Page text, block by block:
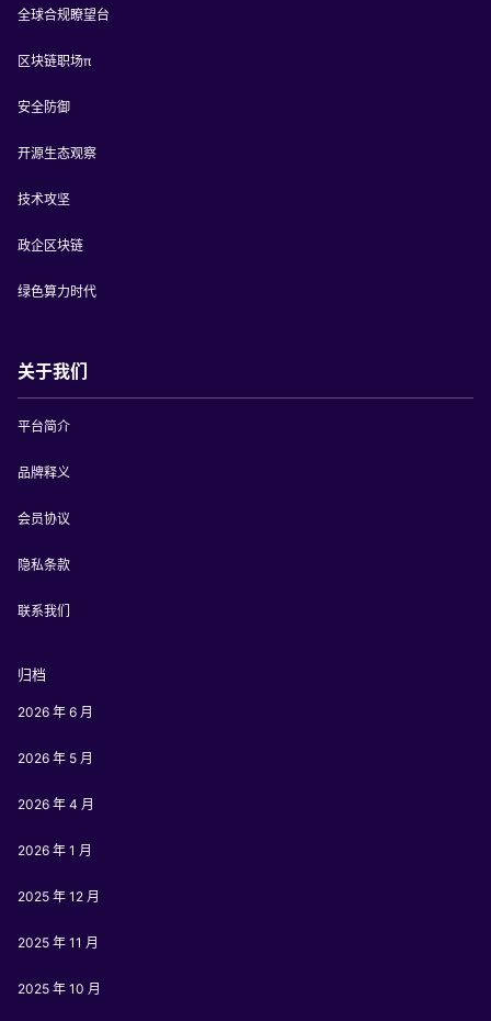
全球合规瞭望台
区块链职场π
安全防御
开源生态观察
技术攻坚
政企区块链
绿色算力时代
关于我们
平台简介
品牌释义
会员协议
隐私条款
联系我们
归档
2026 年 6 月
2026 年 5 月
2026 年 4 月
2026 年 1 月
2025 年 12 月
2025 年 11 月
2025 年 10 月